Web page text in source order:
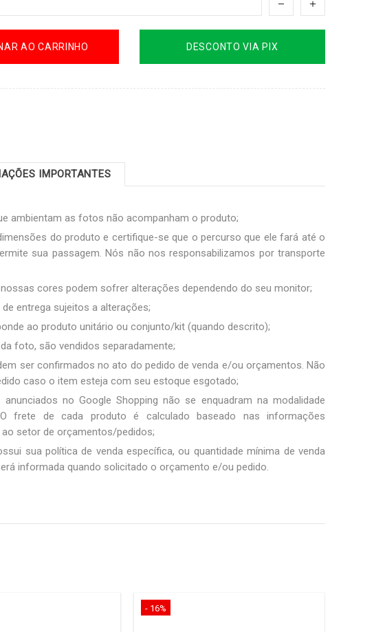
AO CARRINHO DESCONTO VIA PIX
IMPORTANTES
ambientam as fotos não acompanham o produto;
do produto e certifique-se que o percurso que ele fará até o
sua passagem. Nós não nos responsabilizamos por transporte
nossas cores podem sofrer alterações dependendo do seu monitor;
de entrega sujeitos a alterações;
ao produto unitário ou conjunto/kit (quando descrito);
foto, são vendidos separadamente;
ser confirmados no ato do pedido de venda e/ou orçamentos. Não
caso o item esteja com seu estoque esgotado;
anunciados no Google Shopping não se enquadram na modalidade
frete de cada produto é calculado baseado nas informações
setor de orçamentos/pedidos;
sua política de venda específica, ou quantidade mínima de venda
informada quando solicitado o orçamento e/ou pedido.
- 16%